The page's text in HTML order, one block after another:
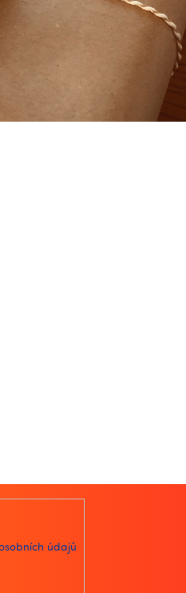
údajů